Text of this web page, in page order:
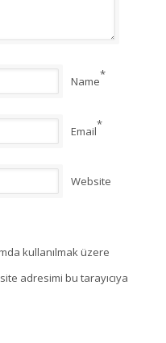
Name*
Email*
Website
kullanılmak üzere
adresimi bu tarayıcıya